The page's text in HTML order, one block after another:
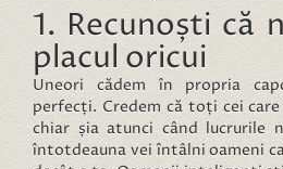
1. Recunoști că
placul oricui
Uneori cădem în propria
perfecți. Credem că toți cei
chiar șia atunci când lucrurile
întotdeauna vei întâlni oameni